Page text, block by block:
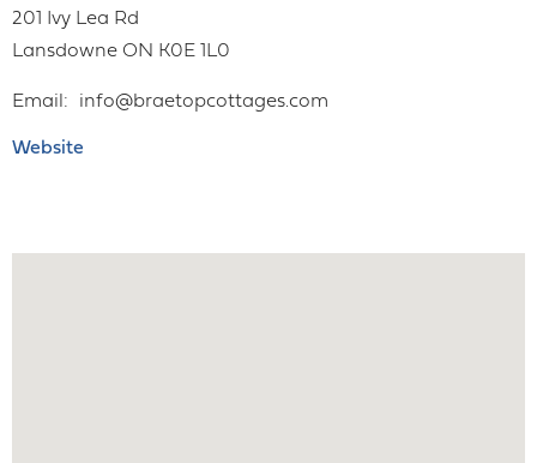
201 Ivy Lea Rd
Lansdowne ON K0E 1L0
Email info@braetopcottages.com
Website